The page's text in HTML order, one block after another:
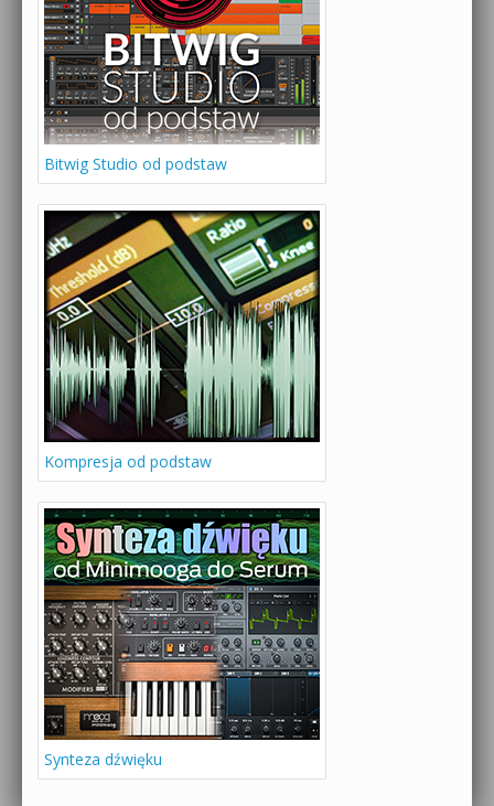
Bitwig Studio od podstaw
Kompresja od podstaw
Synteza dźwięku